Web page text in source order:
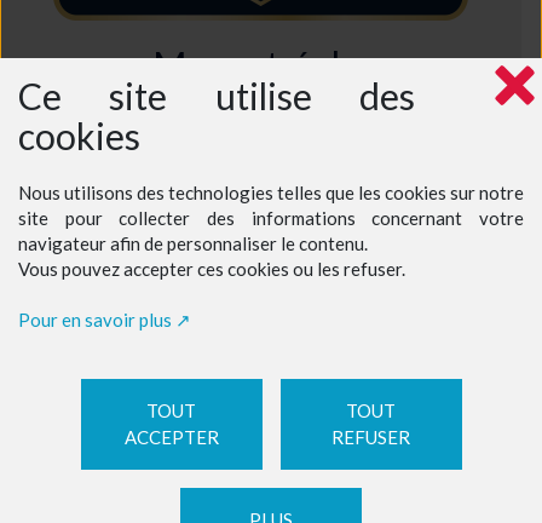
Ce site utilise des
cookies
Nous utilisons des technologies telles que les cookies sur notre
site pour collecter des informations concernant votre
navigateur afin de personnaliser le contenu.
Vous pouvez accepter ces cookies ou les refuser.
Pour en savoir plus
TOUT
ACCEPTER
TOUT
REFUSER
Mapa stránky
Vitajte
Kultúrne exkurzie v juhozápadnom Francúzsku
Ceny - dospelí
Ceny - tínedžeri v dome učiteľa
Zarezervujte si kurz
Manage cookies| ©Celuga.fr